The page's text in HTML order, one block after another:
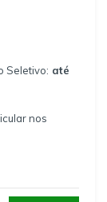
Seletivo: até
nos